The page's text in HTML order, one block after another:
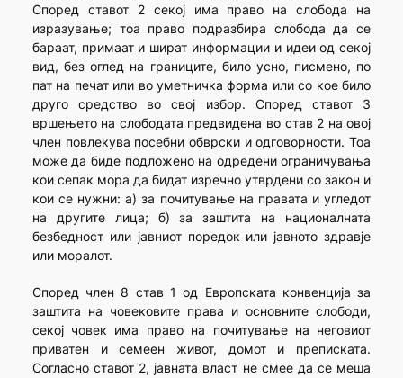
Според ставот 2 секој има право на слобода на
изразување; тоа право подразбира слобода да се
бараат, примаат и шират информации и идеи од секој
вид, без оглед на границите, било усно, писмено, по
пат на печат или во уметничка форма или со кое било
друго средство во свој избор. Според ставот 3
вршењето на слободата предвидена во став 2 на овој
член повлекува посебни обврски и одговорности. Тоа
може да биде подложено на одредени ограничувања
кои сепак мора да бидат изречно утврдени со закон и
кои се нужни: а) за почитување на правата и угледот
на другите лица; б) за заштита на националната
безбедност или јавниот поредок или јавното здравје
или моралот.
Според член 8 став 1 од Европската конвенција за
заштита на човековите права и основните слободи,
секој човек има право на почитување на неговиот
приватен и семеен живот, домот и преписката.
Согласно ставот 2, јавната власт не смее да се меша